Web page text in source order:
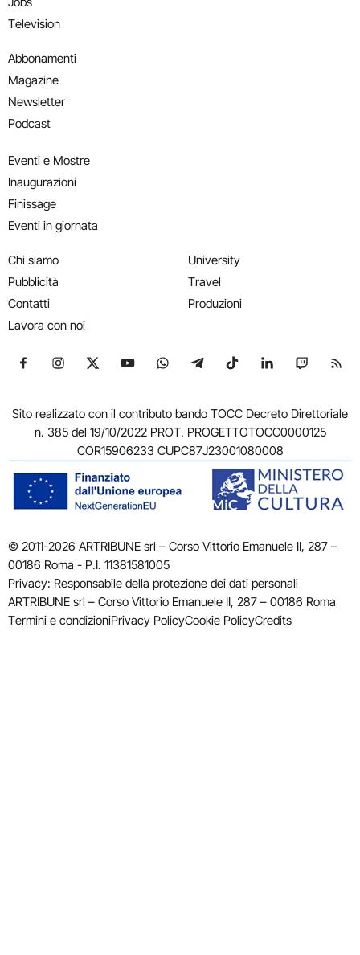
Television
Abbonamenti
Magazine
Newsletter
Podcast
Eventi e Mostre
Inaugurazioni
Finissage
Eventi in giornata
Chi siamo
Pubblicità
Contatti
Lavora con noi
University
Travel
Produzioni
Seguici su Facebook
Seguici su Instagram
Seguici su X
Seguici su YouTube
Seguici su WhatsApp
Seguici su Telegram
Seguici su TikTok
Seguici su
Seguici
Sito realizzato con il contributo bando TOCC Decreto Direttoriale
n. 385 del 19/10/2022 PROT. PROGETTOTOCC0000125
COR15906233 CUPC87J23001080008
© 2011-2026 ARTRIBUNE srl – Corso Vittorio Emanuele II, 287 –
00186 Roma - P.I. 11381581005
Privacy: Responsabile della protezione dei dati personali
ARTRIBUNE srl – Corso Vittorio Emanuele II, 287 – 00186 Roma
Termini e condizioniPrivacy PolicyCookie PolicyCredits